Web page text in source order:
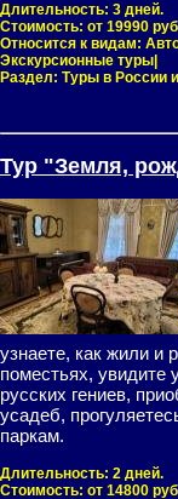
Длительность: 3 дней.
Стоимость: от 19990
Относится к видам:
Экскурсионные туры|
Раздел: Туры в России
Тур "Земля,
узнаете, как жили и
поместьях,
русских гениев,
усадеб,
паркам.
Длительность: 2 дней.
Стоимость: от 14800